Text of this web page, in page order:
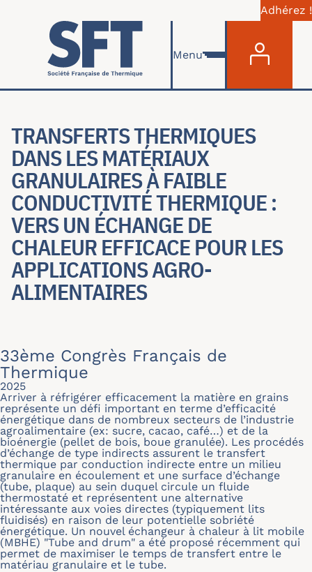
Aller au contenu principal
Adhérez !
Menu
TRANSFERTS THERMIQUES
DANS LES MATÉRIAUX
GRANULAIRES À FAIBLE
CONDUCTIVITÉ THERMIQUE :
VERS UN ÉCHANGE DE
CHALEUR EFFICACE POUR LES
APPLICATIONS AGRO-
ALIMENTAIRES
33ème Congrès Français de
Thermique
2025
Arriver à réfrigérer efficacement la matière en grains
représente un défi important en terme d’efficacité
énergétique dans de nombreux secteurs de l’industrie
agroalimentaire (ex: sucre, cacao, café…) et de la
bioénergie (pellet de bois, boue granulée). Les procédés
d’échange de type indirects assurent le transfert
thermique par conduction indirecte entre un milieu
granulaire en écoulement et une surface d’échange
(tube, plaque) au sein duquel circule un fluide
thermostaté et représentent une alternative
intéressante aux voies directes (typiquement lits
fluidisés) en raison de leur potentielle sobriété
énergétique. Un nouvel échangeur à chaleur à lit mobile
(MBHE) "Tube and drum" a été proposé récemment qui
permet de maximiser le temps de transfert entre le
matériau granulaire et le tube.